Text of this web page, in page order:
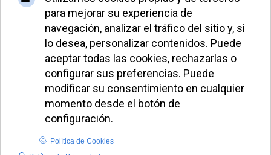
El cardenal Parolin
celebra misa en
Kuwait y destaca la
concatedral como
símbolo de unidad